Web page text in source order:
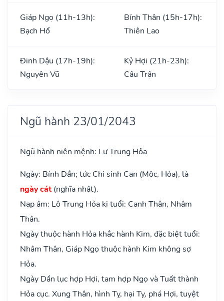
Giáp Ngọ (11h-13h):
Bạch Hổ
Bính Thân (15h-17h):
Thiên Lao
Đinh Dậu (17h-19h):
Nguyên Vũ
Kỷ Hợi (21h-23h):
Câu Trận
Ngũ hành 23/01/2043
Ngũ hành niên mệnh: Lư Trung Hỏa
Ngày: Bính Dần; tức Chi sinh Can (Mộc, Hỏa), là
ngày cát(nghĩa nhật).
Nạp âm: Lô Trung Hỏa kị tuổi: Canh Thân, Nhâm
Thân.
Ngày thuộc hành Hỏa khắc hành Kim, đặc biệt tuổi:
Nhâm Thân, Giáp Ngọ thuộc hành Kim không sợ
Hỏa.
Ngày Dần lục hợp Hợi, tam hợp Ngọ và Tuất thành
Hỏa cục. Xung Thân, hình Tỵ, hại Tỵ, phá Hợi, tuyệt